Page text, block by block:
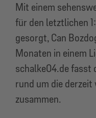
Mit einem
für den letztlichen
gesorgt, Can
Monaten in einem
schalke04.de fasst
rund um die derzeit
zusammen.